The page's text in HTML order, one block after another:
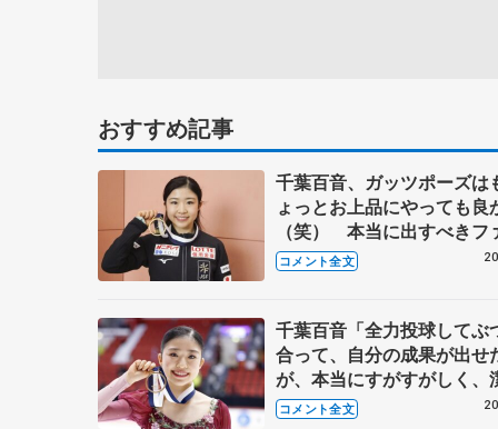
おすすめ記事
千葉百音、ガッツポーズは
ょっとお上品にやっても良
（笑） 本当に出すべきフ
ルと全日本でやりきったと
演技を 【GP第6戦フィン
コメント全文
千葉百音「全力投球してぶ
合って、自分の成果が出せ
が、本当にすがすがしく、
自分にも勝てたなと思える
コメント全文